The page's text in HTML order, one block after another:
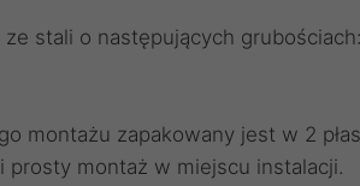
stali o następujących grubościach:
montażu zapakowany jest w 2
prosty montaż w miejscu instalacji.